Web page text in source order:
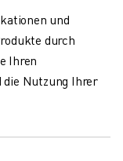
und
durch
Ihren
Nutzung Ihrer